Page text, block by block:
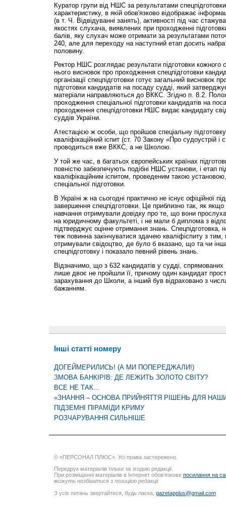
Куратор групи від НШС за результатами
характеристику, в якій обов'язково відображає
(в т. Ч. Відвідуванні занять), активності під час
якостях слухача, виявлених при проходженні
балів, яку слухач може отримати за результатами
240, але для переходу на наступний етап досить
половину.
Ректор НШС розглядає результати підготовки
нього висновок про проходження спецпідготовки
організації спецпідготовки готує загальний висновок
підготовки кандидатів на посаду судді, який
матеріали направляються до ВККС. Згідно п. 8.2.
проходження спеціальної підготовки кандидатів на
проходження спецпідготовки НШС видає кандидату
суддів України.
Атестацією ж особи, що пройшов спеціальну
кваліфікаційний іспит (ст. 70 Закону «Про судоустрій і
проводиться вже ВККС, а не Школою.
У той же час, в багатьох європейських країнах
повністю забезпечують подібні НШС установи, і етап
кваліфікаційним іспитом, проведеним такою
спеціальної підготовки.
В Україні ж на сьогодні практично не існує офіційної
завершення спецпідготовки. Це приблизно так, як якщо
навчання отримували довідку про те, що вони
на юридичному факультеті, і не мали б диплома з
підтверджує оцінне отримання знань. Спецпідготовка,
теж повинна закінчуватися здачею кваліфіспиту з
отримували свідоцтво, де було б вказано, що та чи
спецпідготовку і показало певний рівень знань.
Відзначимо, що з 632 кандидатів у судді,
лише двоє не пройшли її, причому один кандидат
зарахування до Школи, а інший був відраховано з
бажанням.
Інші статті номеру
ДОГЕЙМЕРИЛИСЬ! (А МИ ПОПЕРЕДЖАЛИ!)
ЗМОВА БАНКІРІВ: ДЕ ЛЕЖИТЬ ЗОЛОТО СВІТУ?
ВСЕ НЕ ТАК...
«ЗНАННЯ – ОСНОВА ПРИЙНЯТТЯ РІШЕНЬ ДЛЯ
ПІДЗЕМНІ ПІРАМІДИ КРИМУ
РОЗЧАРУВАННЯ СИЛЬНІШЕ
© «ПЕРСОНАЛ ПЛЮС». Усі права застережено.
Передрук матеріалів тільки за згодою редакції.
При розміщенні матеріалів в Інтернет обов’язкове посилання на
можуть незбігатися з позицією редакції
З усіх питань звертайтеся, будь ласка, gazetapplus@gmail.com